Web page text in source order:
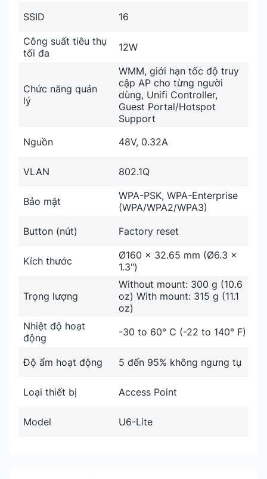
SSID
16
Công suất tiêu thụ
tối đa
12W
Chức năng quản
lý
WMM, giới hạn tốc độ truy
cập AP cho từng người
dùng, Unifi Controller,
Guest Portal/Hotspot
Support
Nguồn
48V, 0.32A
VLAN 802.1Q
Bảo mật
WPA-PSK, WPA-Enterprise
(WPA/WPA2/WPA3)
Button (nút)
Factory reset
Kích thước
Ø160 x 32.65 mm (Ø6.3 x
1.3")
Trọng lượng
Without mount: 300 g (10.6
oz) With mount: 315 g (11.1
oz)
Nhiệt độ hoạt
động
-30 to 60° C (-22 to 140° F)
Độ ẩm hoạt động 5 đến 95% không ngưng tụ
Loại thiết bị Access Point
Model U6-Lite